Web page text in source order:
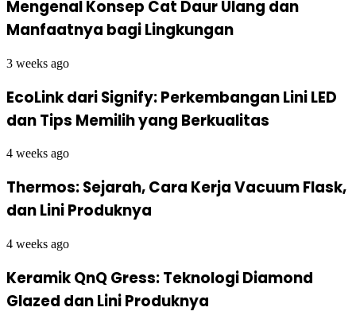
Mengenal Konsep Cat Daur Ulang dan
Manfaatnya bagi Lingkungan
3 weeks ago
EcoLink dari Signify: Perkembangan Lini LED
dan Tips Memilih yang Berkualitas
4 weeks ago
Thermos: Sejarah, Cara Kerja Vacuum Flask,
dan Lini Produknya
4 weeks ago
Keramik QnQ Gress: Teknologi Diamond
Glazed dan Lini Produknya